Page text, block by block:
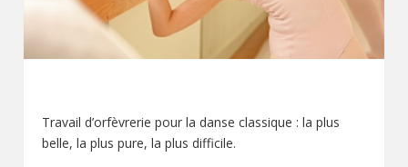
Travail d’orfèvrerie pour la danse classique : la plus
belle, la plus pure, la plus difficile.